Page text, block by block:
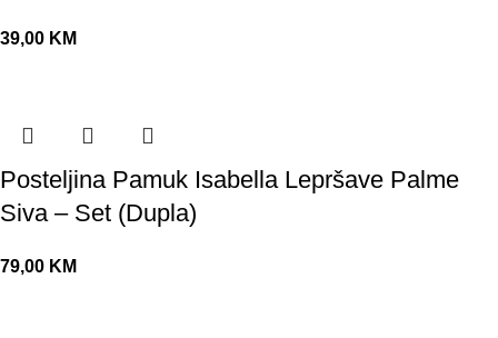
39,00 KM
Posteljina Pamuk Isabella Lepršave Palme
Siva – Set (Dupla)
79,00 KM